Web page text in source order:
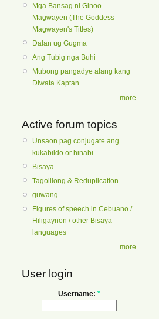
Mga Bansag ni Ginoo
Magwayen (The Goddess
Magwayen's Titles)
Dalan ug Gugma
Ang Tubig nga Buhi
Mubong pangadye alang kang
Diwata Kaptan
more
Active forum topics
Unsaon pag conjugate ang
kukabildo or hinabi
Bisaya
Tagolilong & Reduplication
guwang
Figures of speech in Cebuano /
Hiligaynon / other Bisaya
languages
more
User login
Username: *